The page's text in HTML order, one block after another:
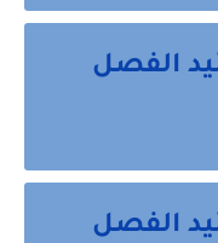
الفصل
الفصل